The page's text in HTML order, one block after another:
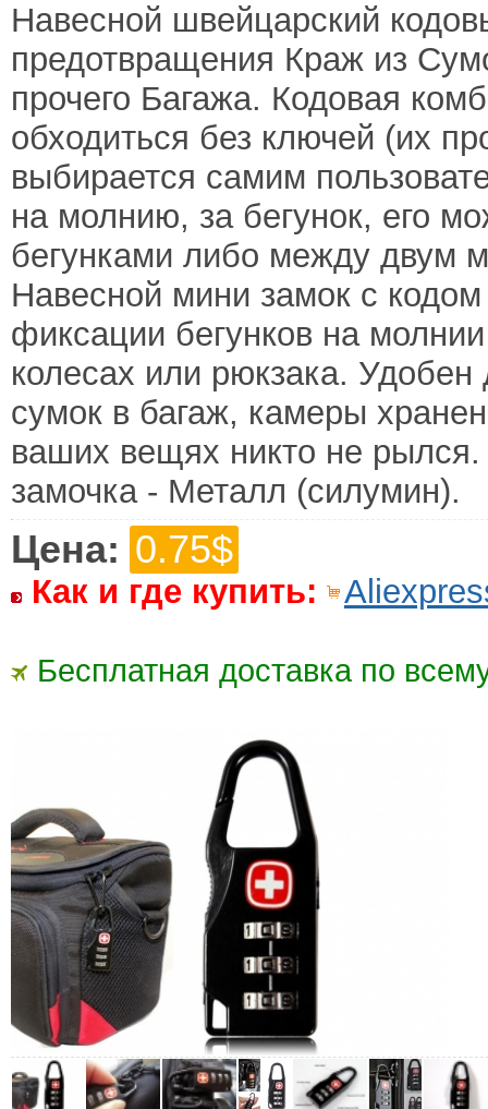
Навесной швейцарский
предотвращения Краж из
прочего Багажа. Кодовая
обходиться без ключей (их
выбирается самим
на молнию, за бегунок, его
бегунками либо между двум
Навесной мини замок с
фиксации бегунков на
колесах или рюкзака.
сумок в багаж, камеры
ваших вещях никто не рылся.
замочка - Металл (силумин).
Цена: 0.75$
Как и где купить:
Бесплатная доставка по